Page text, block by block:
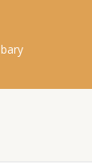
bary